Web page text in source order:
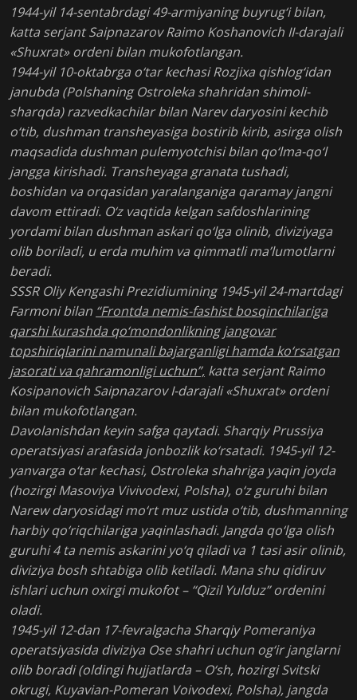
1944-yil 14-sentabrdagi 49-armiyaning buyrug‘i bilan,
katta serjant Saipnazarov Raimo Koshanovich II-darajali
«Shuxrat» ordeni bilan mukofotlangan.
1944-yil 10-oktabrga o‘tar kechasi Rozjixa qishlog‘idan
janubda (Polshaning Ostroleka shahridan shimoli-
sharqda) razvedkachilar bilan Narev daryosini kechib
o‘tib, dushman transheyasiga bostirib kirib, asirga olish
maqsadida dushman pulemyotchisi bilan qo‘lma-qo‘l
jangga kirishadi. Transheyaga granata tushadi,
boshidan va orqasidan yaralanganiga qaramay jangni
davom ettiradi. O‘z vaqtida kelgan safdoshlarining
yordami bilan dushman askari qo‘lga olinib, diviziyaga
olib boriladi, u erda muhim va qimmatli ma’lumotlarni
beradi.
SSSR Oliy Kengashi Prezidiumining 1945-yil 24-martdagi
Farmoni bilan “Frontda nemis-fashist bosqinchilariga
qarshi kurashda qo‘mondonlikning jangovar
topshiriqlarini namunali bajarganligi hamda ko‘rsatgan
jasorati va qahramonligi uchun”, katta serjant Raimo
Kosipanovich Saipnazarov I-darajali «Shuxrat» ordeni
bilan mukofotlangan.
Davolanishdan keyin safga qaytadi. Sharqiy Prussiya
operatsiyasi arafasida jonbozlik ko‘rsatadi. 1945-yil 12-
yanvarga o‘tar kechasi, Ostroleka shahriga yaqin joyda
(hozirgi Masoviya Vivivodexi, Polsha), o‘z guruhi bilan
Narew daryosidagi mo‘rt muz ustida o‘tib, dushmanning
harbiy qo‘riqchilariga yaqinlashadi. Jangda qo‘lga olish
guruhi 4 ta nemis askarini yo‘q qiladi va 1 tasi asir olinib,
diviziya bosh shtabiga olib ketiladi. Mana shu qidiruv
ishlari uchun oxirgi mukofot – “Qizil Yulduz” ordenini
oladi.
1945-yil 12-dan 17-fevralgacha Sharqiy Pomeraniya
operatsiyasida diviziya Ose shahri uchun og‘ir janglarni
olib boradi (oldingi hujjatlarda – O‘sh, hozirgi Svitski
okrugi, Kuyavian-Pomeran Voivodexi, Polsha), jangda